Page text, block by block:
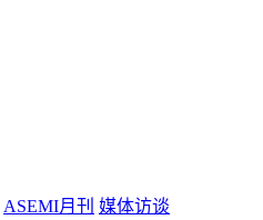
ASEMI月刊 媒体访谈